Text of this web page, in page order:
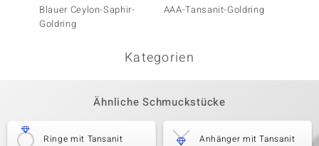
Blauer Ceylon-Saphir-
Goldring
AAA-Tansanit-Goldring
Kategorien
Ähnliche Schmuckstücke
Ringe mit Tansanit Anhänger mit Tansanit